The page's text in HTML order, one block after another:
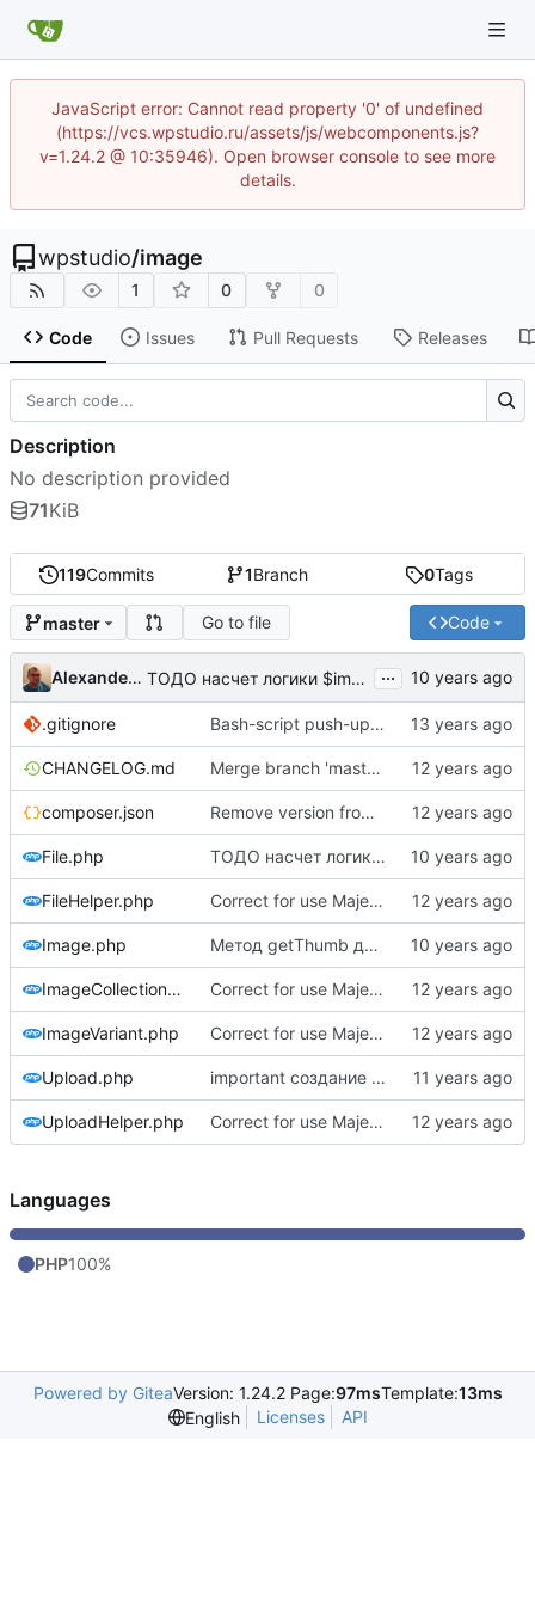
JavaScript error: Cannot read property '0' of undefined
(https://vcs.wpstudio.ru/assets/js/webcomponents.js?
v=1.24.2 @ 10:35946). Open browser console to see more
details.
wpstudio/image
1 0 0
Code Issues Pull Requests Releases
119Commits 1Branch 0Tags
master Go to file Code
Alexander Demidov ТОДО насчет логики $important_create и $force_create ...
.gitignore Bash-script push-update complete and add to track
CHANGELOG.md Merge branch 'master' of dimti.ru:lib/Image
composer.json Remove version from composer.json
File.php ТОДО насчет логики $important_create и $force_create
FileHelper.php Correct for use Majestic namespace
Image.php Метод getThumb для упрощенного доступа к сорцам фоток в шаблонизаторе
ImageCollection.php Correct for use Majestic namespace
ImageVariant.php Correct for use Majestic namespace
Upload.php important создание изображения при наличии необходимых для этого условий
UploadHelper.php Correct for use Majestic namespace
Description
No description provided
71KiB
Languages
PHP100%
Powered by GiteaVersion: 1.24.2 Page:97msTemplate:13ms
English
Licenses API